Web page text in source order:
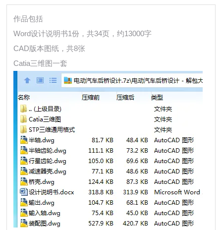
作品包括
Word设计说明书1份，共34页，约13000字
CAD版本图纸，共8张
Catia三维图一套